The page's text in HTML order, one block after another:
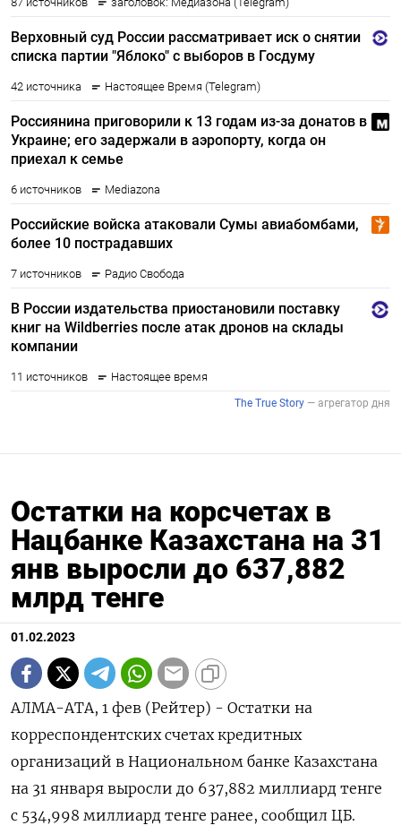
Остатки на корсчетах в
Нацбанке Казахстана на 31
янв выросли до 637,882
млрд тенге
01.02.2023
АЛМА-АТА, 1 фев (Рейтер) - Остатки на
корреспондентских счетах кредитных
организаций в Национальном банке Казахстана
на 31 января выросли до 637,882 миллиард тенге
с 534,998 миллиард тенге ранее, сообщил ЦБ.